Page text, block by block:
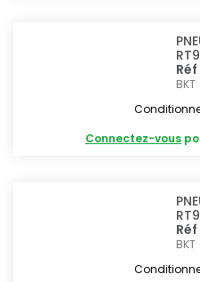
BKT
Connectez-vous
Réf
BKT